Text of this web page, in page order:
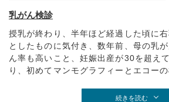
乳がん検診
授乳が終わり、半年ほど経過した頃に
としたものに気付き、数年前、母の乳
ん率も高いこと、妊娠出産が30を超え
り、初めてマンモグラフィーとエコーの
続きを読む